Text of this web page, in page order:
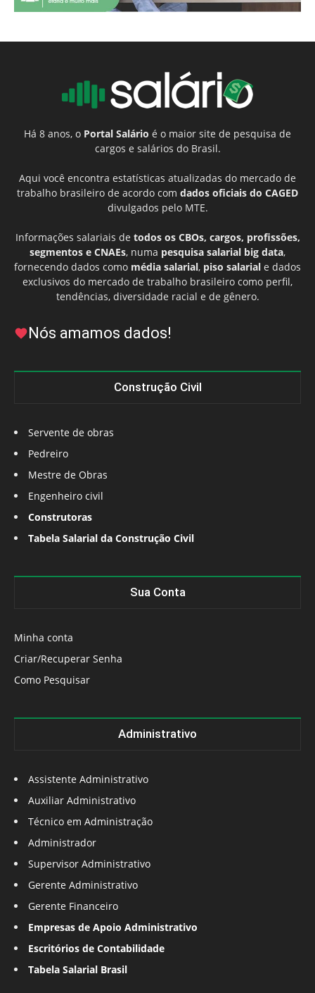
Há 8 anos, o Portal Salário é o maior site de pesquisa de
cargos e salários do Brasil.
Aqui você encontra estatísticas atualizadas do mercado de
trabalho brasileiro de acordo com dados oficiais do CAGED
divulgados pelo MTE.
Informações salariais de todos os CBOs, cargos, profissões,
segmentos e CNAEs, numa pesquisa salarial big data,
fornecendo dados como média salarial, piso salarial e dados
exclusivos do mercado de trabalho brasileiro como perfil,
tendências, diversidade racial e de gênero.
Nós amamos dados!
Construção Civil
Servente de obras
Pedreiro
Mestre de Obras
Engenheiro civil
Construtoras
Tabela Salarial da Construção Civil
Sua Conta
Minha conta
Criar/Recuperar Senha
Como Pesquisar
Administrativo
Assistente Administrativo
Auxiliar Administrativo
Técnico em Administração
Administrador
Supervisor Administrativo
Gerente Administrativo
Gerente Financeiro
Empresas de Apoio Administrativo
Escritórios de Contabilidade
Tabela Salarial Brasil